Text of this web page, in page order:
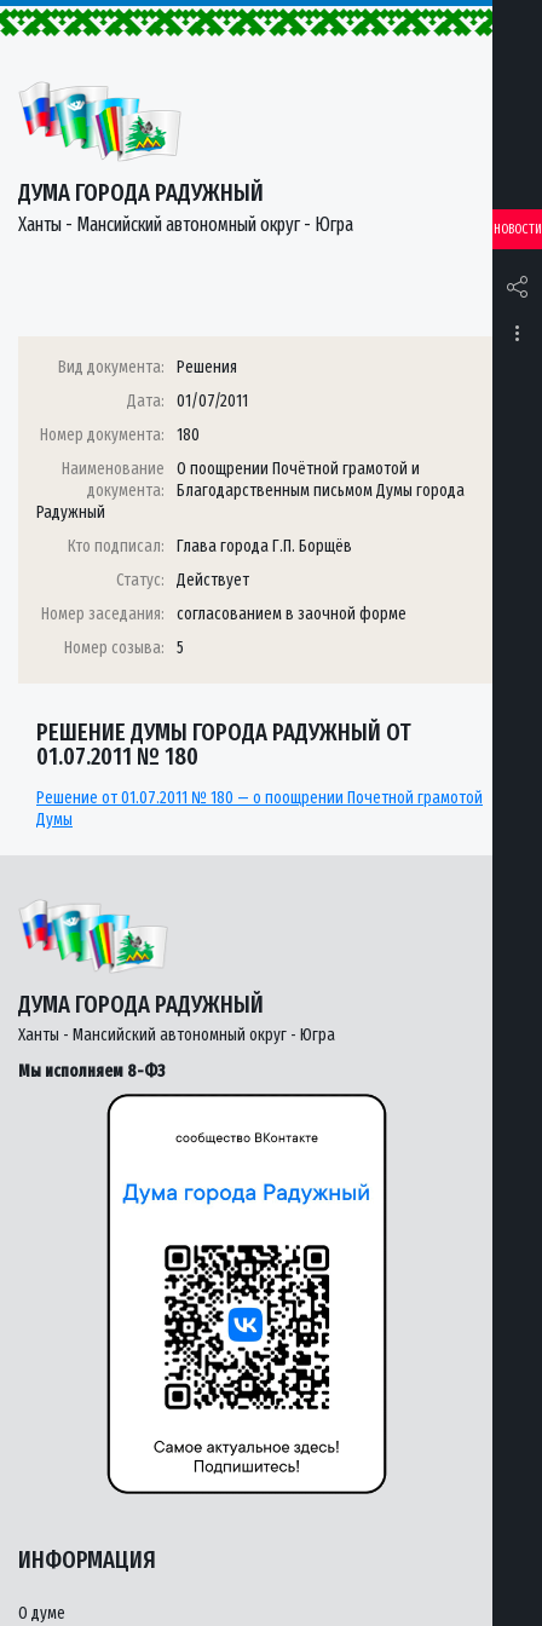
ДУМА ГОРОДА РАДУЖНЫЙ
Ханты - Мансийский автономный округ - Югра НОВОСТИ
Вид документа:
Решения
Дата:
01/07/2011
Номер документа:
180
Наименование
документа:
О поощрении Почётной грамотой и
Благодарственным письмом Думы города
Радужный
Кто подписал:
Глава города Г.П. Борщёв
Статус:
Действует
Номер заседания:
согласованием в заочной форме
Номер созыва:
5
РЕШЕНИЕ ДУМЫ ГОРОДА РАДУЖНЫЙ ОТ
01.07.2011 № 180
Решение от 01.07.2011 № 180 — о поощрении Почетной грамотой
Думы
ДУМА ГОРОДА РАДУЖНЫЙ
Ханты - Мансийский автономный округ - Югра
Мы исполняем 8-ФЗ
ИНФОРМАЦИЯ
О думе